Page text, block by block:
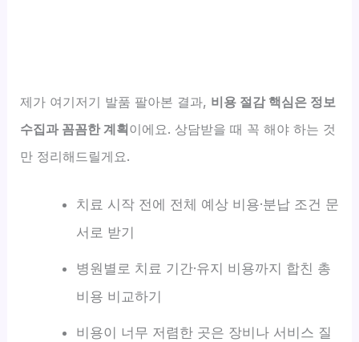
제가 여기저기 발품 팔아본 결과, 비용 절감 핵심은 정보
수집과 꼼꼼한 계획이에요. 상담받을 때 꼭 해야 하는 것
만 정리해드릴게요.
치료 시작 전에 전체 예상 비용·분납 조건 문
서로 받기
병원별로 치료 기간·유지 비용까지 합친 총
비용 비교하기
비용이 너무 저렴한 곳은 장비나 서비스 질